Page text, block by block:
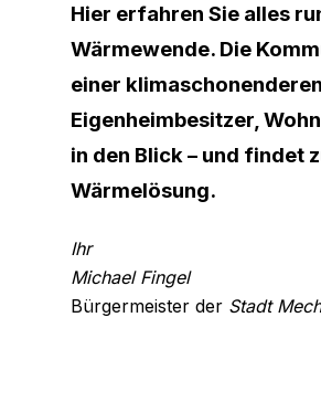
Hier erfahren Sie alles
Wärmewende. Die
einer
Eigenheimbesitzer,
in den Blick – und findet
Wärmelösung.
Ihr
Michael Fingel
Bürgermeister der Stadt